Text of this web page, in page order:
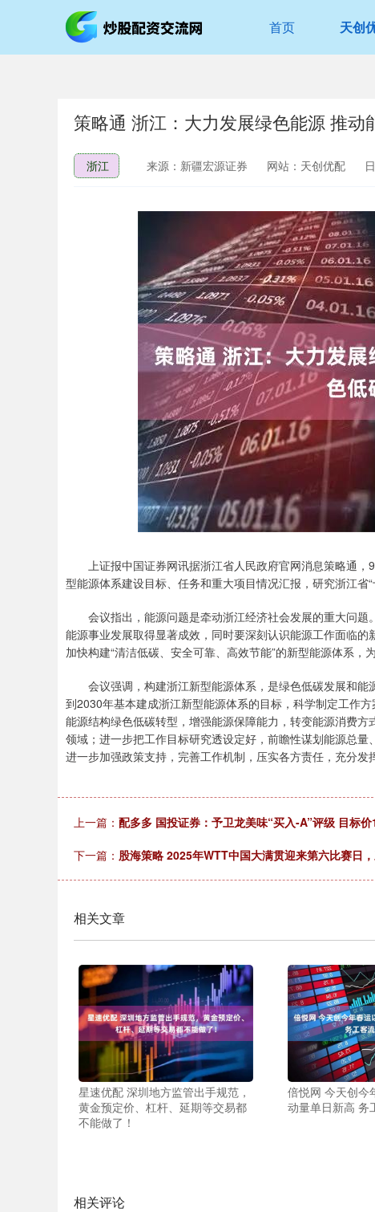
首页 天创
策略通 浙江：大力发展绿色能源 推动
浙江 来源：新疆宏源证券 网站：天创优配
上证报中国证券网讯据浙江省人民政府官网消息策略通，
型能源体系建设目标、任务和重大项目情况汇报，研究浙江省“
会议指出，能源问题是牵动浙江经济社会发展的重大问题
能源事业发展取得显著成效，同时要深刻认识能源工作面临
加快构建“清洁低碳、安全可靠、高效节能”的新型能源体系，
会议强调，构建浙江新型能源体系，是绿色低碳发展和能
到2030年基本建成浙江新型能源体系的目标，科学制定工作
能源结构绿色低碳转型，增强能源保障能力，转变能源消费
领域；进一步把工作目标研究透设定好，前瞻性谋划能源总
进一步加强政策支持，完善工作机制，压实各方责任，充分发
上一篇： 配多多 国投证券：予卫龙美味“买入-A”评级 目标
下一篇： 股海策略 2025年WTT中国大满贯迎来第六比赛日
相关文章
星速优配 深圳地方监管出手规范，
黄金预定价、杠杆、延期等交易都
不能做了！
倍悦网 今天创今
动量单日新高 务
相关评论
深证成指 14113.04 -31.17 -